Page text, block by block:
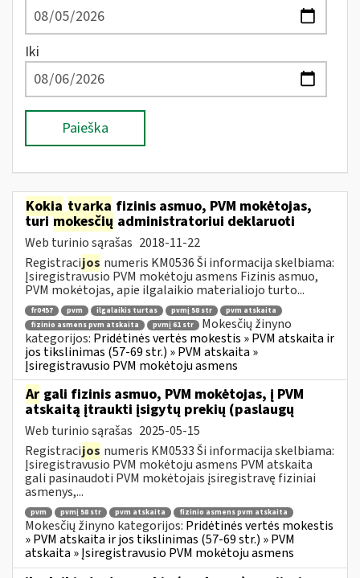
Iki
Paieška
Kokia tvarka fizinis asmuo, PVM mokėtojas,
turimokesčių administratoriui deklaruoti
Web turinio sąrašas 2018-11-22
Registracijos numeris KM0536 Ši informacija skelbiama:
Įsiregistravusio PVM mokėtoju asmens Fizinis asmuo,
PVM mokėtojas, apie ilgalaikio materialiojo turto...
fr0457 pvm ilgalaikis turtas pvmį 58 str
pvm atskaita
fizinio asmens pvm atskaita
pvmį 61 str
Mokesčių žinyno
kategorijos: Pridėtinės vertės mokestis » PVM atskaita ir
jos tikslinimas (57-69 str.) » PVM atskaita »
Įsiregistravusio PVM mokėtoju asmens
Ar gali fizinis asmuo, PVM mokėtojas, į PVM
atskaitą įtraukti įsigytų prekių (paslaugų
Web turinio sąrašas 2025-05-15
Registracijos numeris KM0533 Ši informacija skelbiama:
Įsiregistravusio PVM mokėtoju asmens PVM atskaita
gali pasinaudoti PVM mokėtojais įsiregistravę fiziniai
asmenys,...
pvm pvmį 58 str pvm atskaita fizinio asmens pvm atskaita
Mokesčių žinyno kategorijos: Pridėtinės vertės mokestis
» PVM atskaita ir jos tikslinimas (57-69 str.) » PVM
atskaita » Įsiregistravusio PVM mokėtoju asmens